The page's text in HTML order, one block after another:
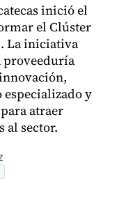
inició el
el Clúster
La iniciativa
proveeduría
y
atraer
al sector.